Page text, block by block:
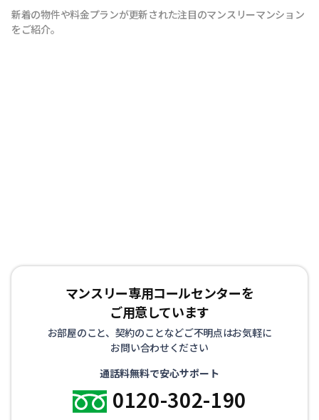
新着の物件や料金プランが更新された注目のマンスリーマンション
をご紹介。
マンスリー専用コールセンターを
ご用意しています
お部屋のこと、契約のことなどご不明点はお気軽に
お問い合わせください
通話料無料で安心サポート
0120-302-190